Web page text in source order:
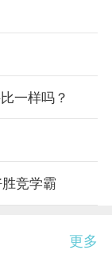
一样吗？
竞学霸
更多